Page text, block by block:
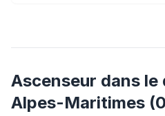
Ascenseur dans le
Alpes-Maritimes (